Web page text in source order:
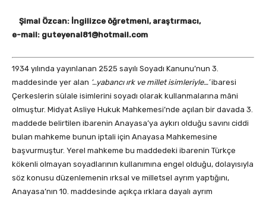
Şimal Özcan: İngilizce öğretmeni, araştırmacı,
e-mail: guteyenal81@hotmail.com
1934 yılında yayınlanan 2525 sayılı Soyadı Kanunu’nun 3.
maddesinde yer alan ‘…yabancı ırk ve millet isimleriyle…’ibaresi
Çerkeslerin sülale isimlerini soyadı olarak kullanmalarına mâni
olmuştur. Midyat Asliye Hukuk Mahkemesi’nde açılan bir davada 3.
maddede belirtilen ibarenin Anayasa’ya aykırı olduğu savını ciddi
bulan mahkeme bunun iptali için Anayasa Mahkemesine
başvurmuştur. Yerel mahkeme bu maddedeki ibarenin Türkçe
kökenli olmayan soyadlarının kullanımına engel olduğu, dolayısıyla
söz konusu düzenlemenin ırksal ve milletsel ayrım yaptığını,
Anayasa’nın 10. maddesinde açıkça ırklara dayalı ayrım